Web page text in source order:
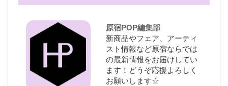
原宿POP編集部
新商品やフェア、アーティ
スト情報など原宿ならでは
の最新情報をお届けしてい
ます！どうぞ応援よろしく
お願いします☆